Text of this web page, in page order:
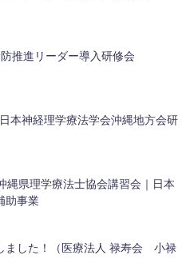
推進リーダー導入研修会
本神経理学療法学会沖縄地方会研
縄県理学療法士協会講習会｜日本
助事業
ました！（医療法人 禄寿会 小禄